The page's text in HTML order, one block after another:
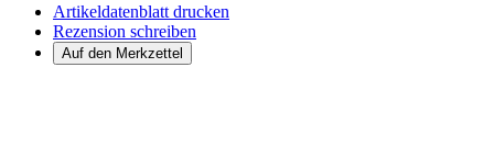
Artikeldatenblatt drucken
Rezension schreiben